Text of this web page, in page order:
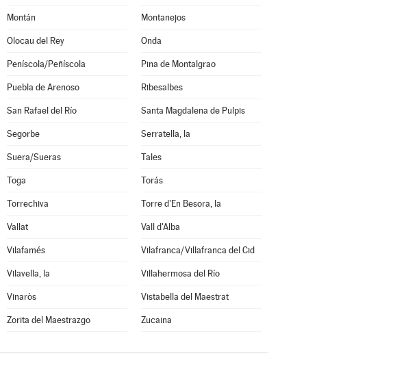
Montán Montanejos
Olocau del Rey Onda
Peníscola/Peñíscola Pina de Montalgrao
Puebla de Arenoso Ribesalbes
San Rafael del Río Santa Magdalena de Pulpis
Segorbe Serratella, la
Suera/Sueras Tales
Toga Torás
Torrechiva Torre d'En Besora, la
Vallat Vall d'Alba
Vilafamés Vilafranca/Villafranca del Cid
Vilavella, la Villahermosa del Río
Vinaròs Vistabella del Maestrat
Zorita del Maestrazgo Zucaina